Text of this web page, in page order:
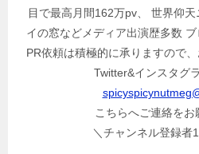
目で最高月間162万pv、 世界仰
イの窓などメディア出演歴多数 ブ
PR依頼は積極的に承りますので
Twitter&インスタグ
こちらへご連絡をお
＼チャンネル登録者